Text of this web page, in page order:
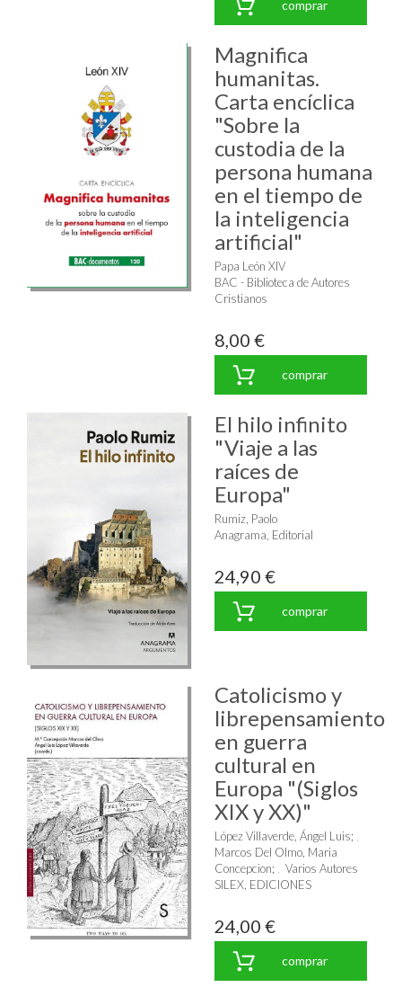
comprar
Magnifica
humanitas.
Carta encíclica
"Sobre la
custodia de la
persona humana
en el tiempo de
la inteligencia
artificial"
Papa León XIV
BAC - Biblioteca de Autores
Cristianos
8,00 €
comprar
El hilo infinito
"Viaje a las
raíces de
Europa"
Rumiz, Paolo
Anagrama, Editorial
24,90 €
comprar
Catolicismo y
librepensamiento
en guerra
cultural en
Europa "(Siglos
XIX y XX)"
López Villaverde, Ángel Luis;
Marcos Del Olmo, Maria
Concepcion;
Varios Autores
SILEX, EDICIONES
24,00 €
comprar